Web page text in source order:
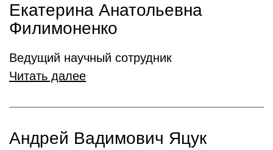
Екатерина Анатольевна
Филимоненко
Ведущий научный сотрудник
Читать далее
Андрей Вадимович Яцук